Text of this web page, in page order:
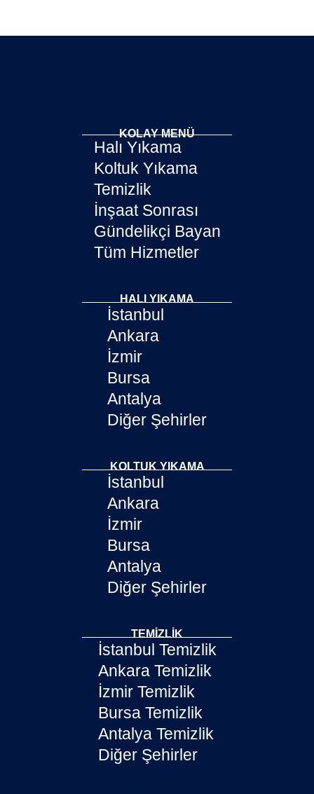
KOLAY MENÜ
Halı Yıkama
Koltuk Yıkama
Temizlik
İnşaat Sonrası
Gündelikçi Bayan
Tüm Hizmetler
HALI YIKAMA
İstanbul
Ankara
İzmir
Bursa
Antalya
Diğer Şehirler
KOLTUK YIKAMA
İstanbul
Ankara
İzmir
Bursa
Antalya
Diğer Şehirler
TEMIZLIK
İstanbul Temizlik
Ankara Temizlik
İzmir Temizlik
Bursa Temizlik
Antalya Temizlik
Diğer Şehirler